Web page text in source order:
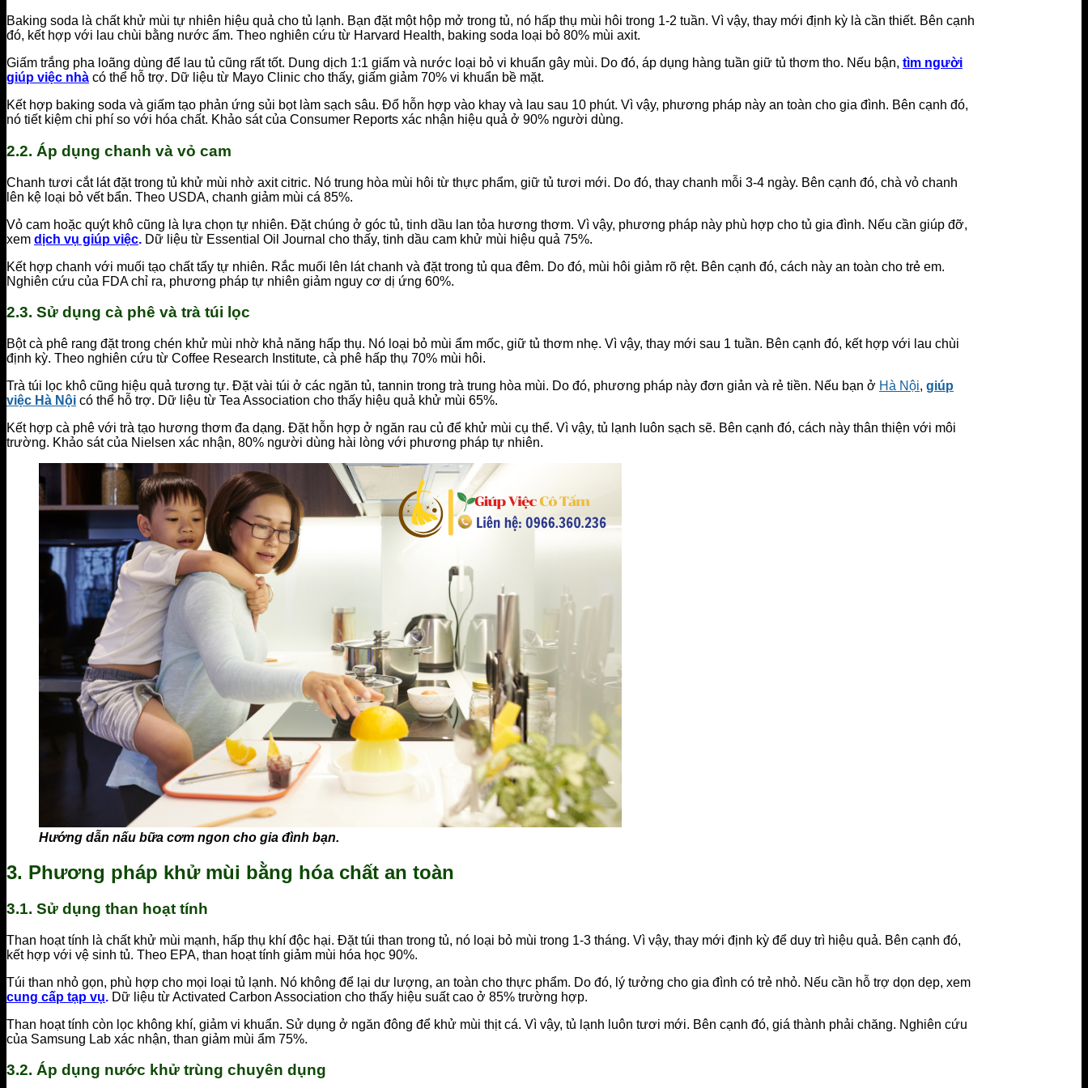
Baking soda là chất khử mùi tự nhiên hiệu quả cho tủ lạnh. Bạn đặt một hộp mở trong tủ, nó hấp thụ mùi hôi trong 1-2 tuần. Vì vậy, thay mới định kỳ là cần thiết. Bên cạnh
đó, kết hợp với lau chùi bằng nước ấm. Theo nghiên cứu từ Harvard Health, baking soda loại bỏ 80% mùi axit.
Giấm trắng pha loãng dùng để lau tủ cũng rất tốt. Dung dịch 1:1 giấm và nước loại bỏ vi khuẩn gây mùi. Do đó, áp dụng hàng tuần giữ tủ thơm tho. Nếu bận, tìm người
giúp việc nhà có thể hỗ trợ. Dữ liệu từ Mayo Clinic cho thấy, giấm giảm 70% vi khuẩn bề mặt.
Kết hợp baking soda và giấm tạo phản ứng sủi bọt làm sạch sâu. Đổ hỗn hợp vào khay và lau sau 10 phút. Vì vậy, phương pháp này an toàn cho gia đình. Bên cạnh đó,
nó tiết kiệm chi phí so với hóa chất. Khảo sát của Consumer Reports xác nhận hiệu quả ở 90% người dùng.
2.2. Áp dụng chanh và vỏ cam
Chanh tươi cắt lát đặt trong tủ khử mùi nhờ axit citric. Nó trung hòa mùi hôi từ thực phẩm, giữ tủ tươi mới. Do đó, thay chanh mỗi 3-4 ngày. Bên cạnh đó, chà vỏ chanh
lên kệ loại bỏ vết bẩn. Theo USDA, chanh giảm mùi cá 85%.
Vỏ cam hoặc quýt khô cũng là lựa chọn tự nhiên. Đặt chúng ở góc tủ, tinh dầu lan tỏa hương thơm. Vì vậy, phương pháp này phù hợp cho tủ gia đình. Nếu cần giúp đỡ,
xem dịch vụ giúp việc. Dữ liệu từ Essential Oil Journal cho thấy, tinh dầu cam khử mùi hiệu quả 75%.
Kết hợp chanh với muối tạo chất tẩy tự nhiên. Rắc muối lên lát chanh và đặt trong tủ qua đêm. Do đó, mùi hôi giảm rõ rệt. Bên cạnh đó, cách này an toàn cho trẻ em.
Nghiên cứu của FDA chỉ ra, phương pháp tự nhiên giảm nguy cơ dị ứng 60%.
2.3. Sử dụng cà phê và trà túi lọc
Bột cà phê rang đặt trong chén khử mùi nhờ khả năng hấp thụ. Nó loại bỏ mùi ẩm mốc, giữ tủ thơm nhẹ. Vì vậy, thay mới sau 1 tuần. Bên cạnh đó, kết hợp với lau chùi
định kỳ. Theo nghiên cứu từ Coffee Research Institute, cà phê hấp thụ 70% mùi hôi.
Trà túi lọc khô cũng hiệu quả tương tự. Đặt vài túi ở các ngăn tủ, tannin trong trà trung hòa mùi. Do đó, phương pháp này đơn giản và rẻ tiền. Nếu bạn ở Hà Nội, giúp
việc Hà Nội có thể hỗ trợ. Dữ liệu từ Tea Association cho thấy hiệu quả khử mùi 65%.
Kết hợp cà phê với trà tạo hương thơm đa dạng. Đặt hỗn hợp ở ngăn rau củ để khử mùi cụ thể. Vì vậy, tủ lạnh luôn sạch sẽ. Bên cạnh đó, cách này thân thiện với môi
trường. Khảo sát của Nielsen xác nhận, 80% người dùng hài lòng với phương pháp tự nhiên.
Hướng dẫn nấu bữa cơm ngon cho gia đình bạn.
3. Phương pháp khử mùi bằng hóa chất an toàn
3.1. Sử dụng than hoạt tính
Than hoạt tính là chất khử mùi mạnh, hấp thụ khí độc hại. Đặt túi than trong tủ, nó loại bỏ mùi trong 1-3 tháng. Vì vậy, thay mới định kỳ để duy trì hiệu quả. Bên cạnh đó,
kết hợp với vệ sinh tủ. Theo EPA, than hoạt tính giảm mùi hóa học 90%.
Túi than nhỏ gọn, phù hợp cho mọi loại tủ lạnh. Nó không để lại dư lượng, an toàn cho thực phẩm. Do đó, lý tưởng cho gia đình có trẻ nhỏ. Nếu cần hỗ trợ dọn dẹp, xem
cung cấp tạp vụ. Dữ liệu từ Activated Carbon Association cho thấy hiệu suất cao ở 85% trường hợp.
Than hoạt tính còn lọc không khí, giảm vi khuẩn. Sử dụng ở ngăn đông để khử mùi thịt cá. Vì vậy, tủ lạnh luôn tươi mới. Bên cạnh đó, giá thành phải chăng. Nghiên cứu
của Samsung Lab xác nhận, than giảm mùi ẩm 75%.
3.2. Áp dụng nước khử trùng chuyên dụng